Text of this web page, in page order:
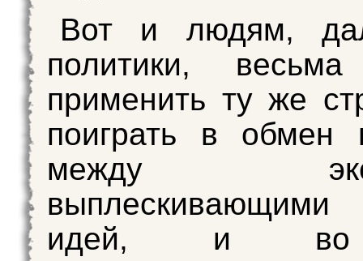
Вот и людям,
политики,
применить ту же
поиграть в обмен
между
идей, и во